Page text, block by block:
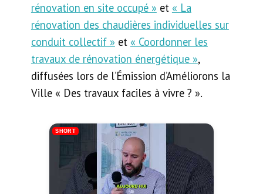
rénovation en site occupé » et « La
rénovation des chaudières individuelles sur
conduit collectif » et « Coordonner les
travaux de rénovation énergétique »,
diffusées lors de l’Émission d’Améliorons la
Ville « Des travaux faciles à vivre ? ».
SHORT